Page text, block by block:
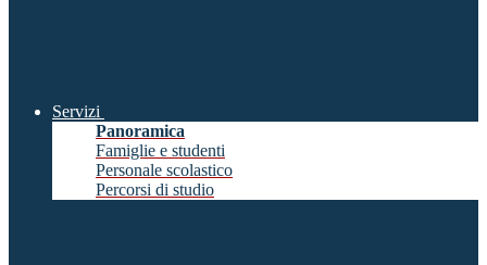
Servizi
Panoramica
Famiglie e studenti
Personale scolastico
Percorsi di studio